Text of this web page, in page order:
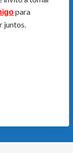
para
juntos.